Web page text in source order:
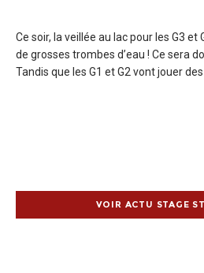
Ce soir, la veillée au lac pour les G3 et
de grosses trombes d’eau ! Ce sera
Tandis que les G1 et G2 vont jouer
VOIR ACTU STAGE